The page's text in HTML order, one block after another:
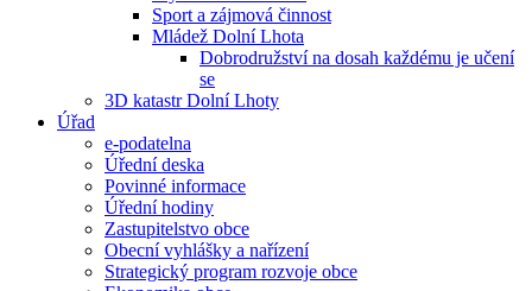
Sport a zájmová činnost
Mládež Dolní Lhota
Dobrodružství na dosah každému je učení
se
3D katastr Dolní Lhoty
Úřad
e-podatelna
Úřední deska
Povinné informace
Úřední hodiny
Zastupitelstvo obce
Obecní vyhlášky a nařízení
Strategický program rozvoje obce